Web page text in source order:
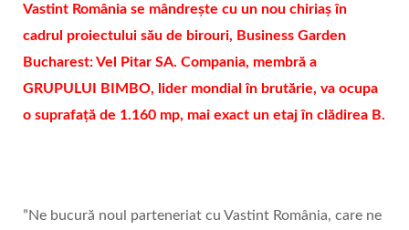
Vastint România se mândrește cu un nou chiriaș în
cadrul proiectului său de birouri, Business Garden
Bucharest: Vel Pitar SA. Compania, membră a
GRUPULUI BIMBO, lider mondial în brutărie, va ocupa
o suprafață de 1.160 mp, mai exact un etaj în clădirea B.
”Ne bucură noul parteneriat cu Vastint România, care ne